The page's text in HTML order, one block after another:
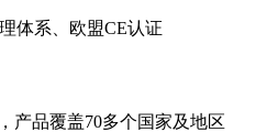
体系、欧盟CE认证
产品覆盖70多个国家及地区